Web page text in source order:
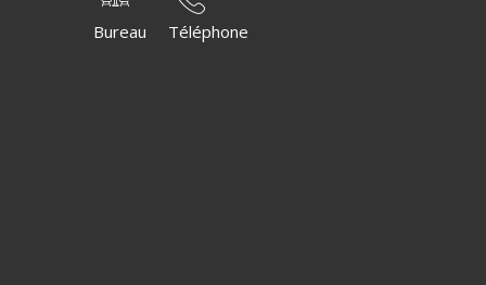
Bureau Téléphone